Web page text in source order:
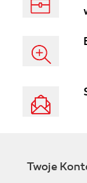
Twoje